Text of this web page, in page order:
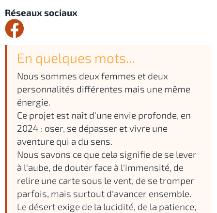
Réseaux sociaux
En quelques mots...
Nous sommes deux femmes et deux
personnalités différentes mais une même
énergie.
Ce projet est naît d'une envie profonde, en
2024 : oser, se dépasser et vivre une
aventure qui a du sens.
Nous savons ce que cela signifie de se lever
à l'aube, de douter face à l'immensité, de
relire une carte sous le vent, de se tromper
parfois, mais surtout d'avancer ensemble.
Le désert exige de la lucidité, de la patience,